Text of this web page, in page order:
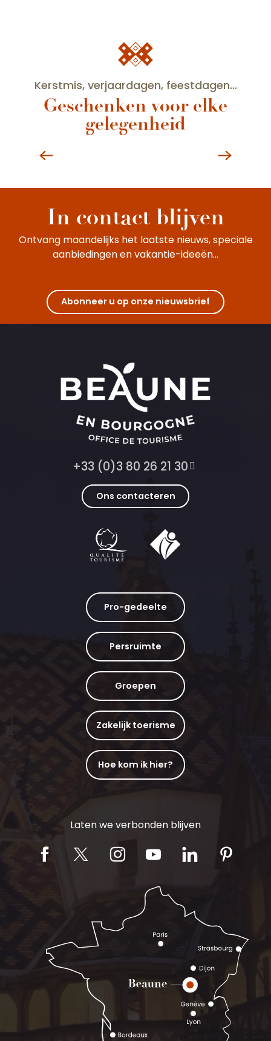
Kerstmis, verjaardagen, feestdagen...
Geschenken voor elke
gelegenheid
In contact blijven
Ontvang maandelijks het laatste nieuws, speciale
aanbiedingen en vakantie-ideeën...
Abonneer u op onze nieuwsbrief
+33 (0)3 80 26 21 30
Ons contacteren
Pro-gedeelte
Persruimte
Groepen
Zakelijk toerisme
Hoe kom ik hier?
Laten we verbonden blijven